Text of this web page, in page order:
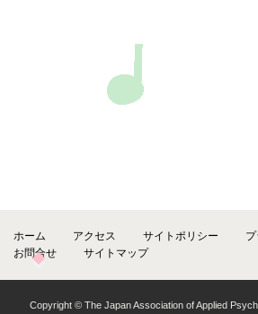
ホーム アクセス サイトポリシー
お問合せ
サイトマップ
Copyright © The Japan Association of Applied